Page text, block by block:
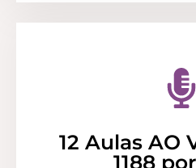
12 Aulas AO
1188